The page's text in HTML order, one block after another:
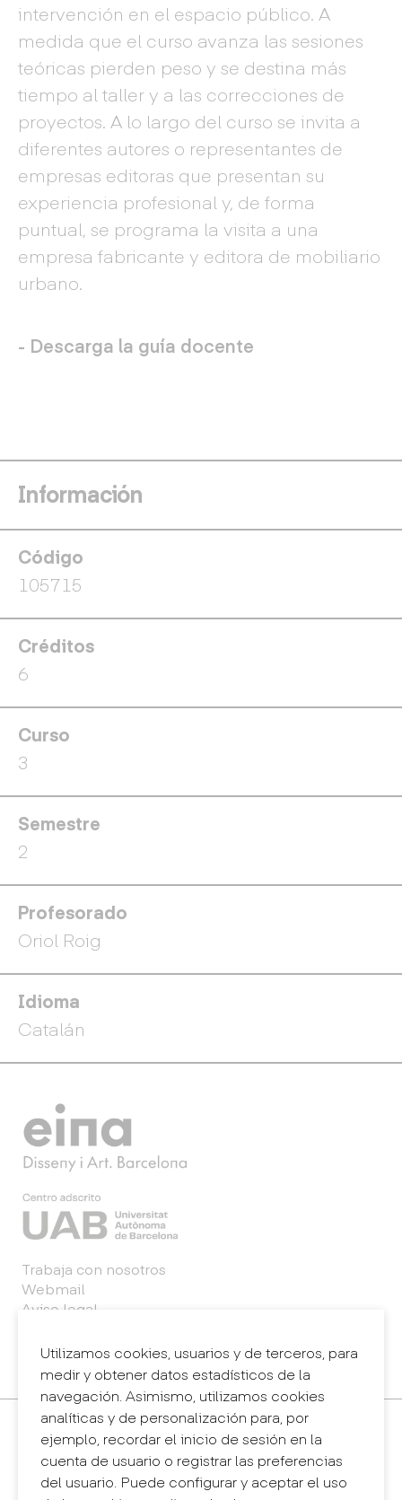
intervención en el espacio público. A
medida que el curso avanza las sesiones
teóricas pierden peso y se destina más
tiempo al taller y a las correcciones de
proyectos. A lo largo del curso se invita a
diferentes autores o representantes de
empresas editoras que presentan su
experiencia profesional y, de forma
puntual, se programa la visita a una
empresa fabricante y editora de mobiliario
urbano.
- Descarga la guía docente
Información
Código
105715
Créditos
6
Curso
3
Semestre
2
Profesorado
Oriol Roig
Idioma
Catalán
Utilizamos cookies, usuarios y de terceros, para
medir y obtener datos estadísticos de la
navegación. Asimismo, utilizamos cookies
analíticas y de personalización para, por
ejemplo, recordar el inicio de sesión en la
cuenta de usuario o registrar las preferencias
del usuario. Puede configurar y aceptar el uso
Trabaja con nosotros
Webmail
Aviso legal
Sistema interno de información (canal de
denuncias)
Contacto
+34 932 030 923
info@eina.cat